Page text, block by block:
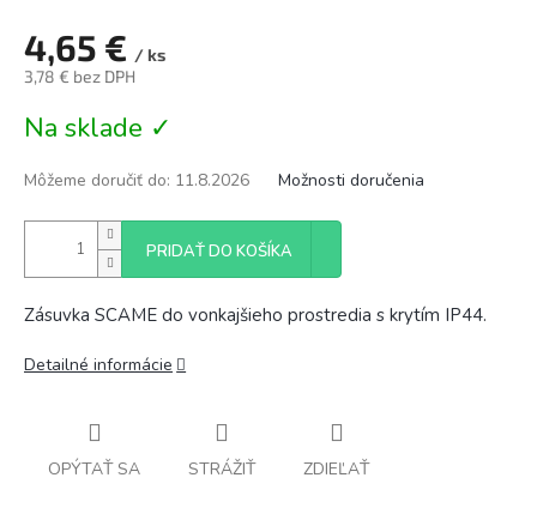
4,65 € / ks
3,78 € bez DPH
cena:
Na sklade ✓
Môžeme doručiť do: 11.8.2026 Možnosti doručenia
PRIDAŤ DO KOŠÍKA
Zásuvka SCAME do vonkajšieho prostredia s krytím IP44.
Detailné informácie
OPÝTAŤ SA STRÁŽIŤ ZDIEĽAŤ